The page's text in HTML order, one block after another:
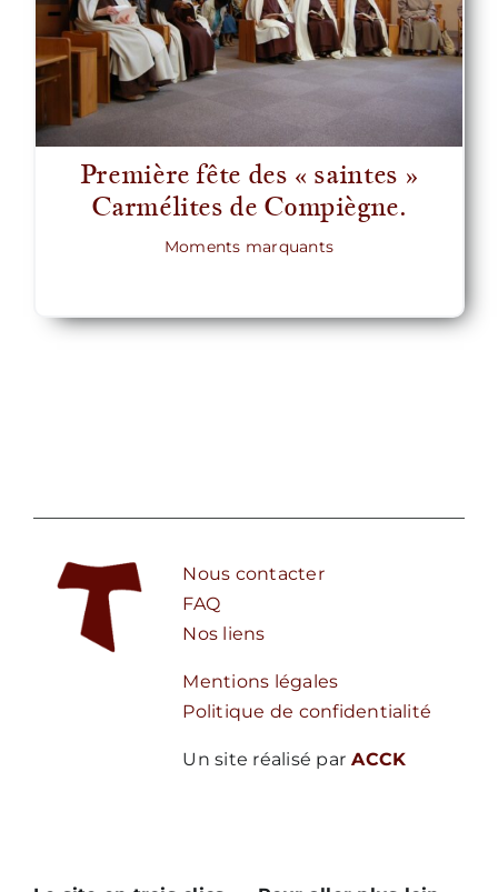
Première fête des « saintes »
Carmélites de Compiègne.
Moments marquants
Nous contacter
FAQ
Nos liens
Mentions légales
Politique de confidentialité
Un site réalisé par ACCK